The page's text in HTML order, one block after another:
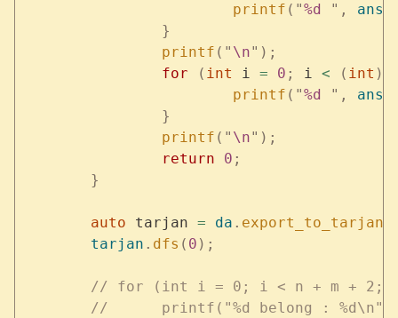
			printf
( "%d " , ans
		}
		printf
( " \n" );
		for
( int i = 0 ; i < ( int )
			printf
( "%d " , ans
		}
		printf
( " \n" );
		return
0 ;
	}
	auto
tarjan = da . export_to_tarjan
	tarjan
. dfs ( 0 );
// for (int i = 0; i < n + m + 2;
// 	printf("%d belong :